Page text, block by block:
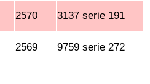
2570 3137 serie 191
2569 9759 serie 272